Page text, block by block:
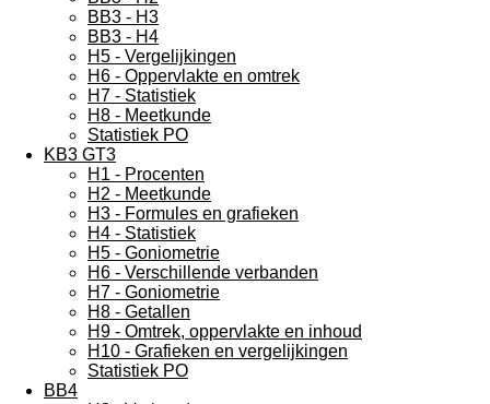
BB3 - H3
BB3 - H4
H5 - Vergelijkingen
H6 - Oppervlakte en omtrek
H7 - Statistiek
H8 - Meetkunde
Statistiek PO
KB3 GT3
H1 - Procenten
H2 - Meetkunde
H3 - Formules en grafieken
H4 - Statistiek
H5 - Goniometrie
H6 - Verschillende verbanden
H7 - Goniometrie
H8 - Getallen
H9 - Omtrek, oppervlakte en inhoud
H10 - Grafieken en vergelijkingen
Statistiek PO
BB4